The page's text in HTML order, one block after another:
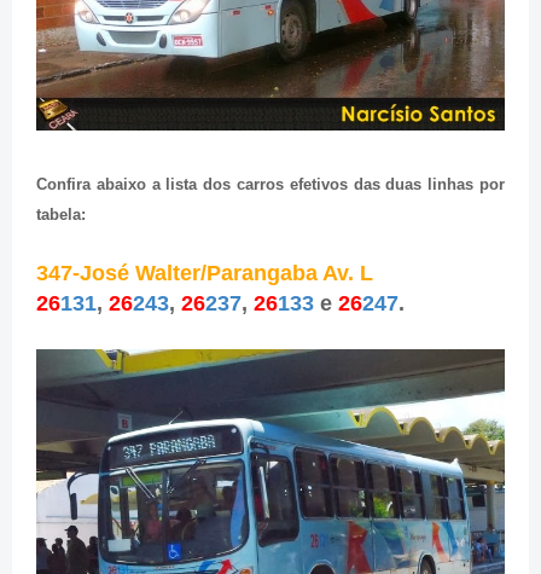
Confira abaixo a lista dos carros efetivos das duas linhas por
tabela:
347-José Walter/Parangaba Av. L
26131, 26243, 26237, 26133 e 26247.